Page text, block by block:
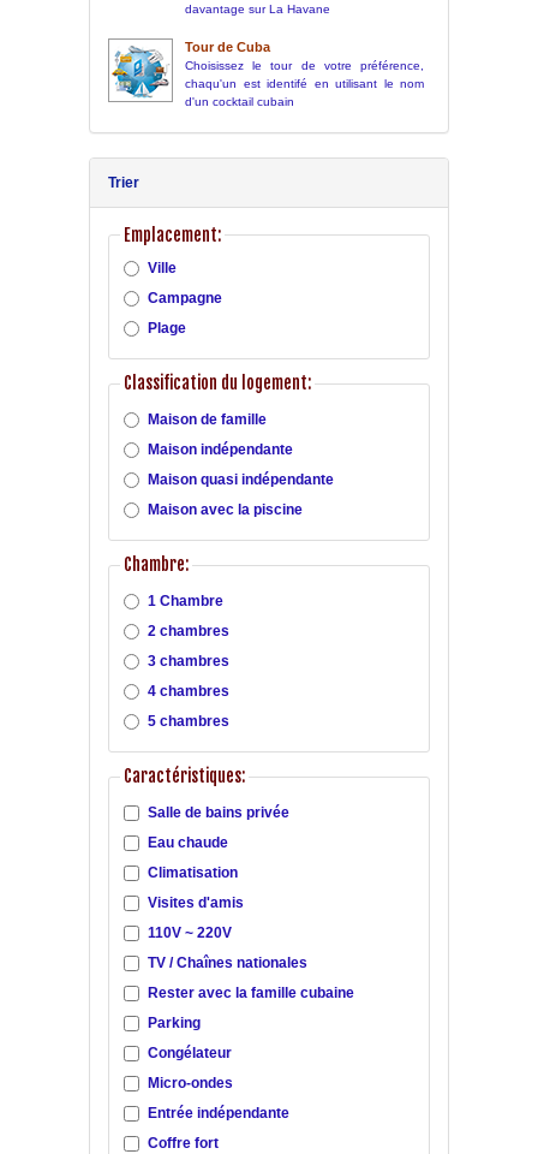
davantage sur La Havane
Tour de Cuba
Choisissez le tour de votre préférence,
chaqu'un est identifé en utilisant le nom
d'un cocktail cubain
Trier
Emplacement:
Ville
Campagne
Plage
Classification du logement:
Maison de famille
Maison indépendante
Maison quasi indépendante
Maison avec la piscine
Chambre:
1 Chambre
2 chambres
3 chambres
4 chambres
5 chambres
Caractéristiques:
Salle de bains privée
Eau chaude
Climatisation
Visites d'amis
110V ~ 220V
TV / Chaînes nationales
Rester avec la famille cubaine
Parking
Congélateur
Micro-ondes
Entrée indépendante
Coffre fort